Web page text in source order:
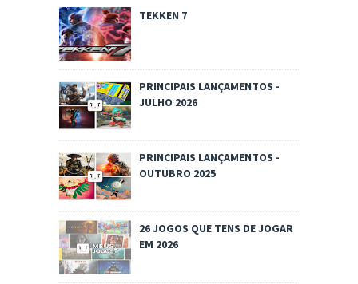
TEKKEN 7
PRINCIPAIS LANÇAMENTOS -
JULHO 2026
PRINCIPAIS LANÇAMENTOS -
OUTUBRO 2025
26 JOGOS QUE TENS DE JOGAR
EM 2026